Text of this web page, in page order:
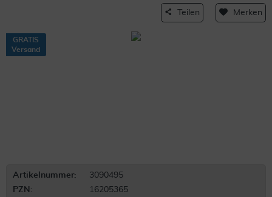
Teilen Merken
GRATIS
Versand
Artikelnummer:
3090495
PZN:
16205365